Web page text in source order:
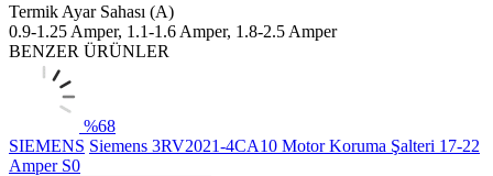
Termik Ayar Sahası (A)
0.9-1.25 Amper, 1.1-1.6 Amper, 1.8-2.5 Amper
BENZER ÜRÜNLER
%68
SIEMENS Siemens 3RV2021-4CA10 Motor Koruma Şalteri 17-22
Amper S0